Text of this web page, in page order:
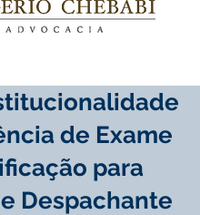
de Exame
para
Despachante